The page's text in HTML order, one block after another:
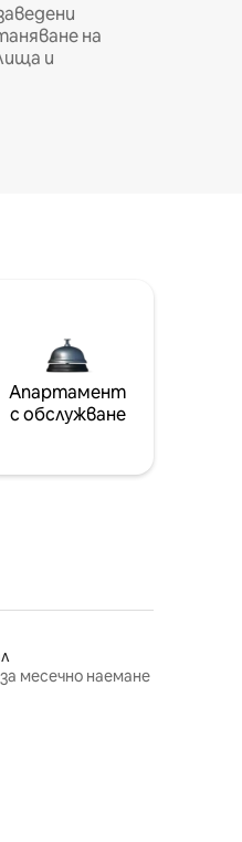
на
и
Апартамент
с обслужване
месечно наемане